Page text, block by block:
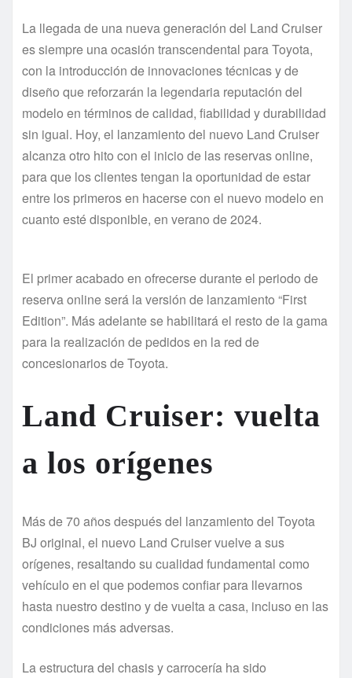
La llegada de una nueva generación del Land Cruiser
es siempre una ocasión transcendental para Toyota,
con la introducción de innovaciones técnicas y de
diseño que reforzarán la legendaria reputación del
modelo en términos de calidad, fiabilidad y durabilidad
sin igual. Hoy, el lanzamiento del nuevo Land Cruiser
alcanza otro hito con el inicio de las reservas online,
para que los clientes tengan la oportunidad de estar
entre los primeros en hacerse con el nuevo modelo en
cuanto esté disponible, en verano de 2024.
El primer acabado en ofrecerse durante el periodo de
reserva online será la versión de lanzamiento “First
Edition”. Más adelante se habilitará el resto de la gama
para la realización de pedidos en la red de
concesionarios de Toyota.
Land Cruiser: vuelta
a los orígenes
Más de 70 años después del lanzamiento del Toyota
BJ original, el nuevo Land Cruiser vuelve a sus
orígenes, resaltando su cualidad fundamental como
vehículo en el que podemos confiar para llevarnos
hasta nuestro destino y de vuelta a casa, incluso en las
condiciones más adversas.
La estructura del chasis y carrocería ha sido